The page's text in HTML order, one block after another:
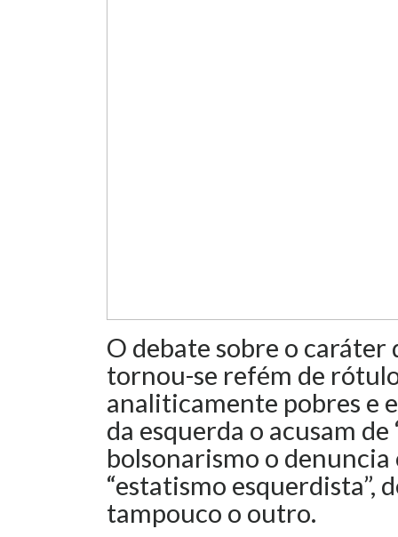
O debate sobre o
tornou-se refém de
analiticamente pobres e
da esquerda o acusam
bolsonarismo o denuncia
“estatismo esquerdista”,
tampouco o outro.